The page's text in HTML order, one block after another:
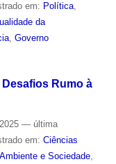
em: Política,
da
, Governo
Rumo à
— última
em: Ciências
e Sociedade,